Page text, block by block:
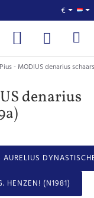
€
- MODIUS denarius
denarius
HENZEN! (N1981)